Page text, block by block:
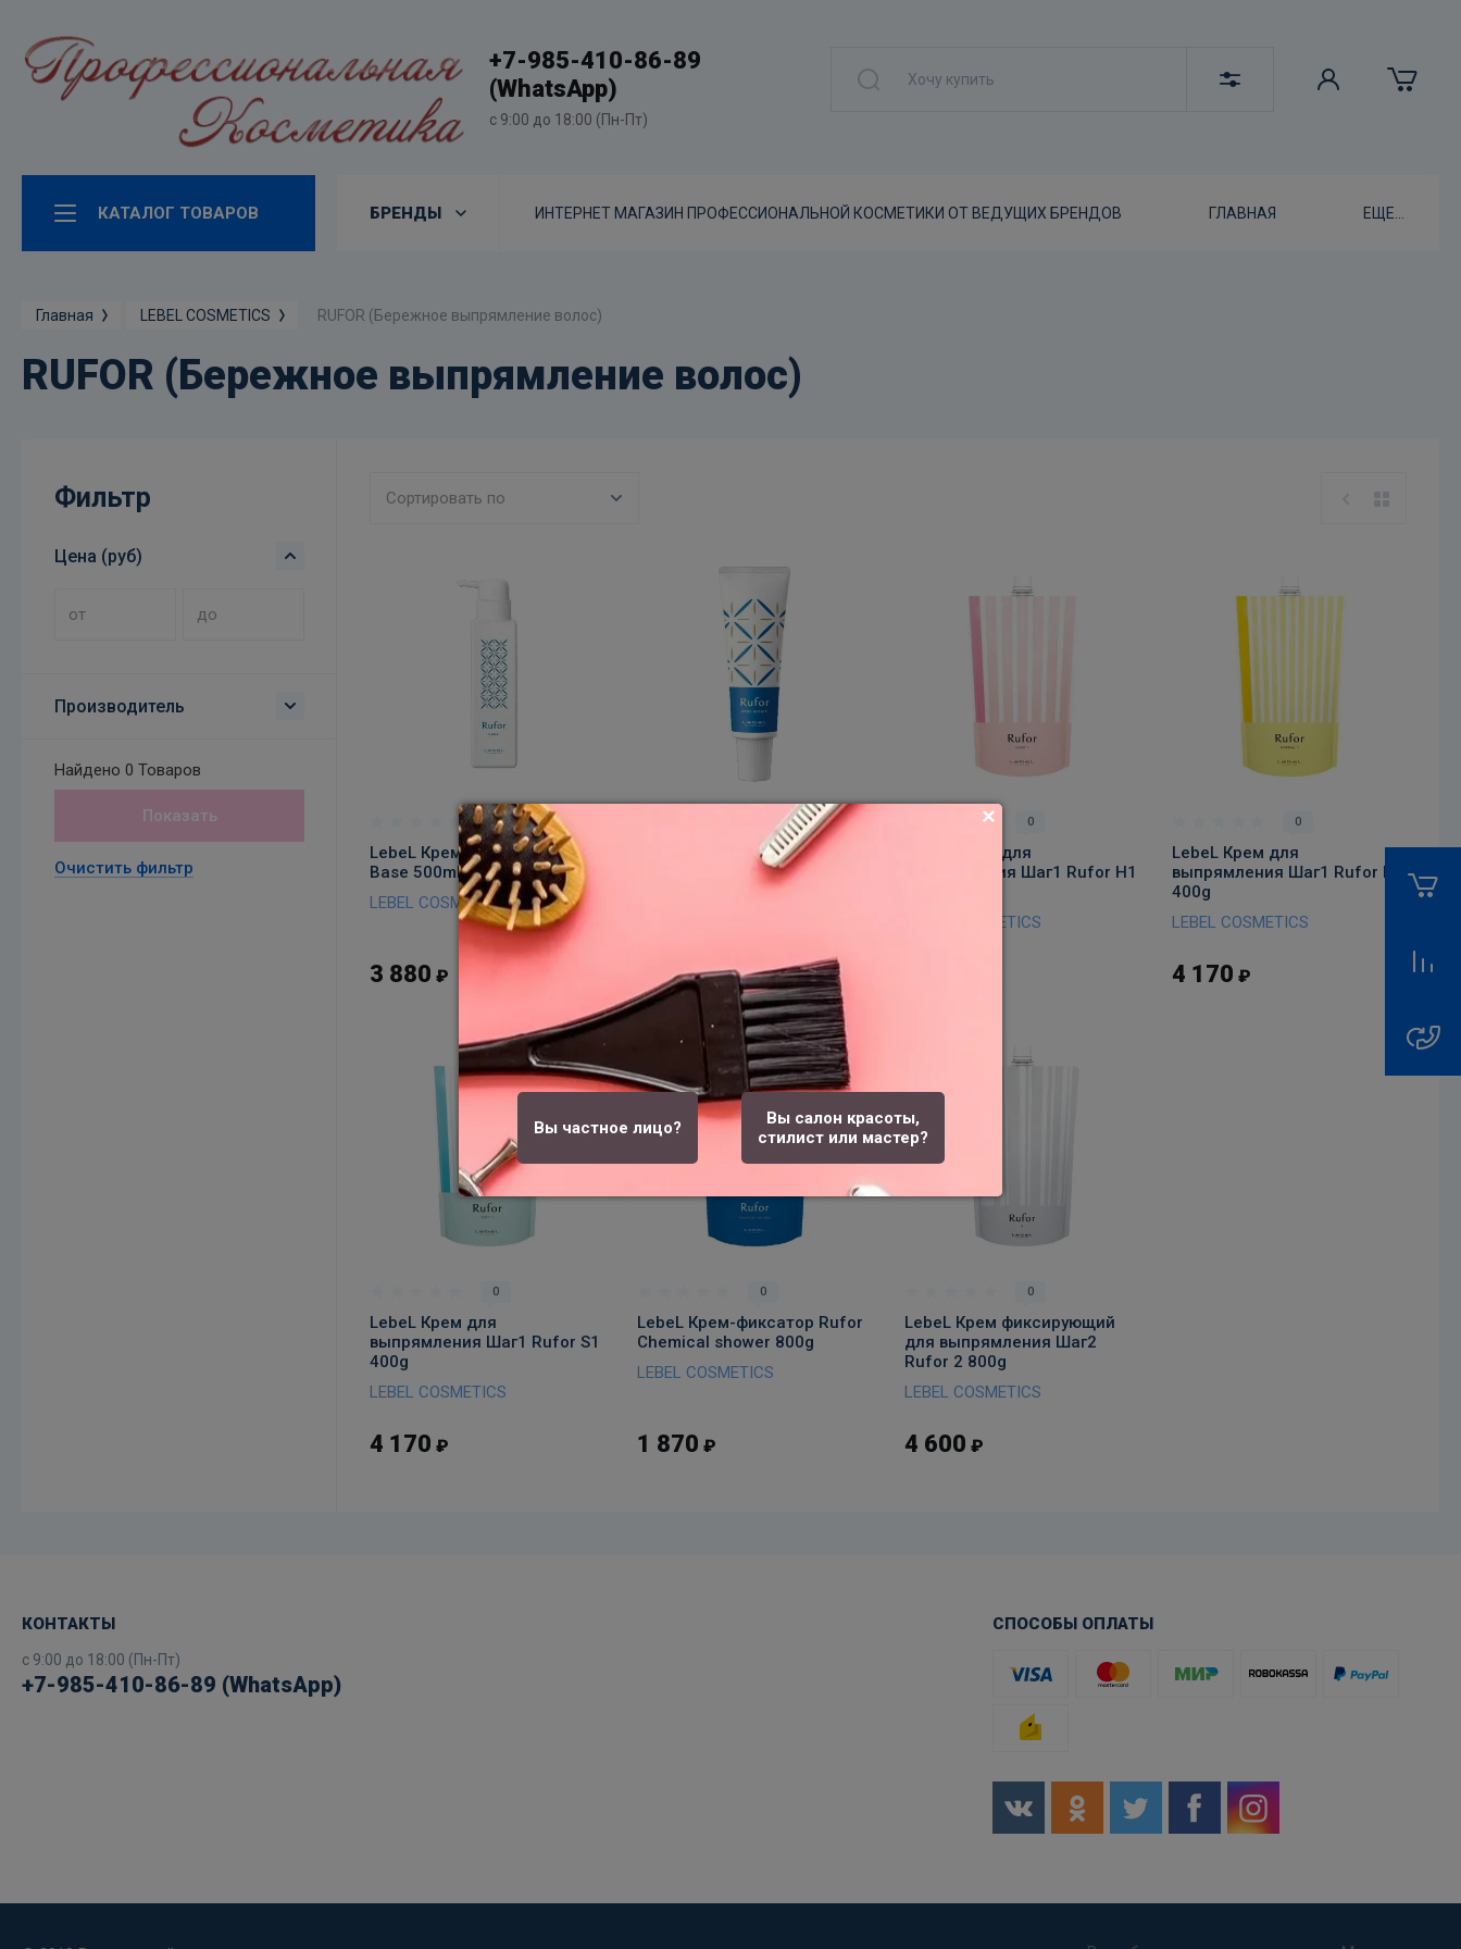
+7-985-410-86-89
(WhatsApp)
с 9:00 до 18:00 (Пн-Пт)
КАТАЛОГ ТОВАРОВ БРЕНДЫ ИНТЕРНЕТ МАГАЗИН ПРОФЕССИОНАЛЬНОЙ КОСМЕТИКИ ОТ ВЕДУЩИХ БРЕНДОВ ГЛАВНАЯ ЕЩЕ...
Главная LEBEL COSMETICS RUFOR (Бережное выпрямление волос)
RUFOR (Бережное выпрямление волос)
Фильтр
Цена (руб)
Производитель
Найдено 0 Товаров
Показать
Очистить фильтр
Сортировать по
0
LebeL Крем базовый Rufor
Base 500ml
LEBEL COSMETICS
3 880 ₽
В корзину
LebeL Крем глубокого
восстановления Rufor Core
1 510 ₽
0
LebeL Крем для
выпрямления Шаг1 Rufor H1
LEBEL COSMETICS
В корзину
0
LebeL Крем для
выпрямления Шаг1 Rufor N1
400g
LEBEL COSMETICS
4 170 ₽
В корзину
0
LebeL Крем для
выпрямления Шаг1 Rufor S1
400g
LEBEL COSMETICS
4 170 ₽
В корзину
0
LebeL Крем-фиксатор Rufor
Chemical shower 800g
LEBEL COSMETICS
1 870 ₽
В корзину
0
LebeL Крем фиксирующий
для выпрямления Шаг2
Rufor 2 800g
LEBEL COSMETICS
4 600 ₽
В корзину
КОНТАКТЫ
с 9:00 до 18:00 (Пн-Пт)
+7-985-410-86-89 (WhatsApp)
СПОСОБЫ ОПЛАТЫ
Вы частное лицо?
Вы салон красоты,
стилист или мастер?